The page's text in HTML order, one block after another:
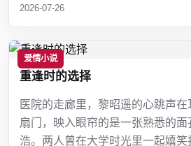
2026-07-26
爱情小说
重逢时的选择
医院的走廊里，黎昭遥的心跳声
扇门，映入眼帘的是一张熟悉的
浩。两人曾在大学时光里一起嬉